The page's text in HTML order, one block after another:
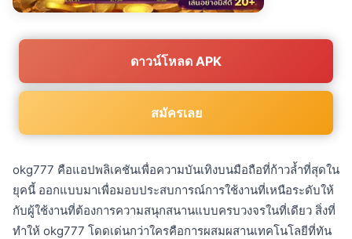
ดาวน์โหลด APK
สมัครเลย
okg777 คือแอปพลิเคชันเพื่อความบันเทิงบนมือถือที่ก้าวล้ำที่สุดใน
ยุคนี้ ออกแบบมาเพื่อมอบประสบการณ์การใช้งานที่เหนือระดับให้
กับผู้ใช้งานที่ต้องการความสนุกสนานแบบครบวงจรในที่เดียว สิ่งที่
ทำให้ okg777 โดดเด่นกว่าใครคือการผสมผสานเทคโนโลยีที่ทัน